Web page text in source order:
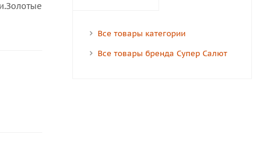
Все товары категории
Все товары бренда Супер Салют